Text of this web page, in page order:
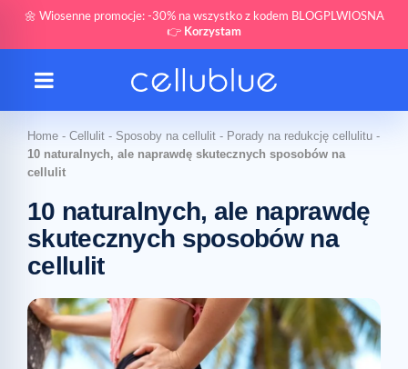
🌼 Wiosenne promocje: -30% na wszystko z kodem BLOGPLWIOSNA
👉 Korzystam
Home - Cellulit - Sposoby na cellulit - Porady na redukcję cellulitu -
10 naturalnych, ale naprawdę skutecznych sposobów na
cellulit
10 naturalnych, ale naprawdę
skutecznych sposobów na
cellulit